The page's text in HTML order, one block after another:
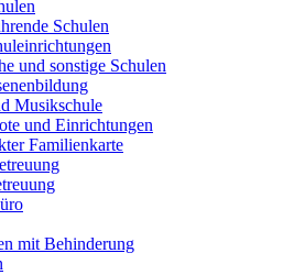
Schulen
und sonstige Schulen
Musikschule
und Einrichtungen
Familienkarte
mit Behinderung